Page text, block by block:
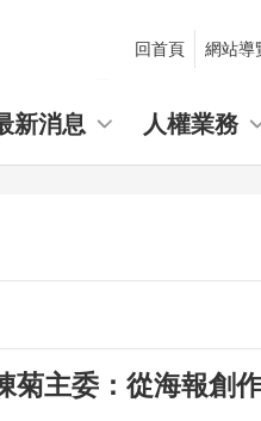
回首頁 網站導
新消息 人權業務
菊主委：從海報創